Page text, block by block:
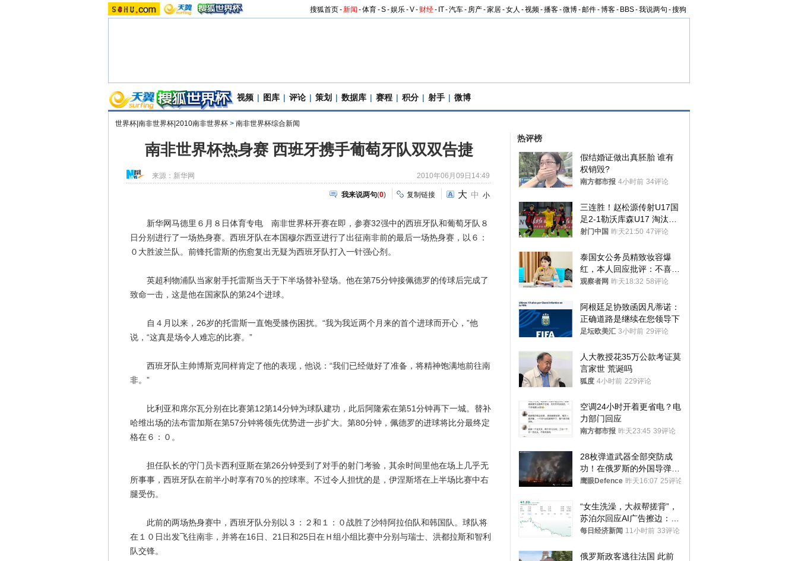
搜狐首页-新闻 -体育-S-娱乐-V- 财经- IT-汽车- 房产-家居-女人 -视频-播客-微博-邮件-博客- BBS-我说两句 -搜狗
视频 | 图库 | 评论 | 策划 | 数据库 | 赛程 | 积分 | 射手 | 微博
世界杯|南非世界杯|2010南非世界杯 > 南非世界杯综合新闻
南非世界杯热身赛 西班牙携手葡萄牙队双双告捷
来源： 新华网 2010年06月09日14:49
我来说两句(0) 复制链接 大 中 小
新华网马德里６月８日体育专电 南非世界杯开赛在即，参赛32强中的西班牙队和葡萄牙队８
日分别进行了一场热身赛。西班牙队在本国穆尔西亚进行了出征南非前的最后一场热身赛，以６：
０大胜波兰队。前锋托雷斯的伤愈复出无疑为西班牙队打入一针强心剂。
英超利物浦队当家射手托雷斯当天于下半场替补登场。他在第75分钟接佩德罗的传球后完成了
致命一击，这是他在国家队的第24个进球。
自４月以来，26岁的托雷斯一直饱受膝伤困扰。“我为我近两个月来的首个进球而开心，”他
说，“这真是场令人难忘的比赛。”
西班牙队主帅博斯克同样肯定了他的表现，他说：“我们已经做好了准备，将精神饱满地前往南
非。”
比利亚和席尔瓦分别在比赛第12第14分钟为球队建功，此后阿隆索在第51分钟再下一城。替补
哈维出场的法布雷加斯在第57分钟将领先优势进一步扩大。第80分钟，佩德罗的进球将比分最终定
格在６：０。
担任队长的守门员卡西利亚斯在第26分钟受到了对手的射门考验，其余时间里他在场上几乎无
所事事，西班牙队在前半小时享有70％的控球率。不过令人担忧的是，伊涅斯塔在上半场比赛中右
腿受伤。
此前的两场热身赛中，西班牙队分别以３：２和１：０战胜了沙特阿拉伯队和韩国队。球队将
在１０日出发飞往南非，并将在16日、21日和25日在Ｈ组小组比赛中分别与瑞士、洪都拉斯和智利
队交锋。
热评榜
假结婚证做出真胚胎 谁有
权销毁?
南方都市报 4小时前 34评论
三连胜！赵松源传射U17国
足2-1勒沃库森U17 淘汰赛
将战河床
射门中国 昨天21:50 47评论
泰国女公务员精致妆容爆
红，本人回应批评：不喜欢
就别看
观察者网 昨天18:32 58评论
阿根廷足协致函因凡蒂诺：
正确道路是继续在您领导下
足坛欧美汇 3小时前 29评论
人大教授花35万公款考证莫
言家世 荒诞吗
狐度 4小时前 229评论
空调24小时开着更省电？电
力部门回应
南方都市报 昨天23:45 39评论
28枚弹道武器全部突防成
功！在俄罗斯的外国导弹发
射车都是合法打击目标
鹰眼Defence 昨天16:07 25评论
“女生洗澡，大叔帮搓背”，
苏泊尔回应AI广告擦边：视
频全下架，已强化内容管理
每日经济新闻 11小时前 33评论
俄罗斯政客逃往法国 此前